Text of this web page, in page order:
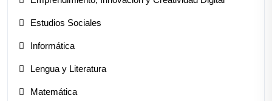
Estudios Sociales
Informática
Lengua y Literatura
Matemática